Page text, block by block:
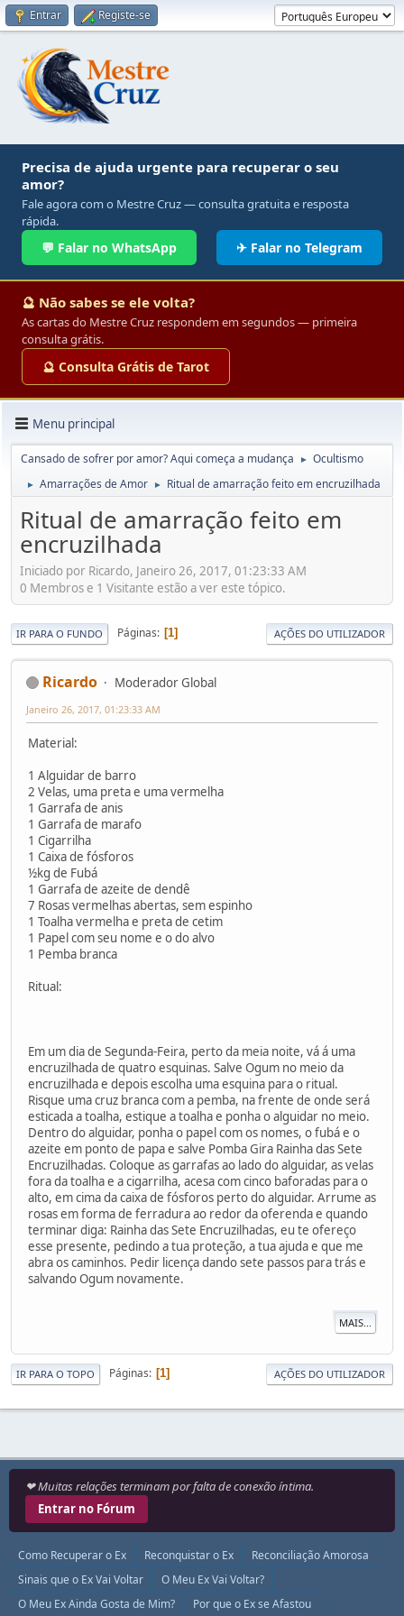
Entrar Registe-se
Precisa de ajuda urgente para recuperar o seu
amor?
Fale agora com o Mestre Cruz — consulta gratuita e resposta
rápida.
💬 Falar no WhatsApp ✈ Falar no Telegram
🔮 Não sabes se ele volta?
As cartas do Mestre Cruz respondem em segundos — primeira
consulta grátis.
🔮 Consulta Grátis de Tarot
Menu principal
Cansado de sofrer por amor? Aqui começa a mudança ► Ocultismo
► Amarrações de Amor ► Ritual de amarração feito em encruzilhada
Ritual de amarração feito em
encruzilhada
Iniciado por Ricardo, Janeiro 26, 2017, 01:23:33 AM
0 Membros e 1 Visitante estão a ver este tópico.
IR PARA O FUNDO Páginas 1 AÇÕES DO UTILIZADOR
Ricardo Moderador Global
Janeiro 26, 2017, 01:23:33 AM
Material:
1 Alguidar de barro
2 Velas, uma preta e uma vermelha
1 Garrafa de anis
1 Garrafa de marafo
1 Cigarrilha
1 Caixa de fósforos
½kg de Fubá
1 Garrafa de azeite de dendê
7 Rosas vermelhas abertas, sem espinho
1 Toalha vermelha e preta de cetim
1 Papel com seu nome e o do alvo
1 Pemba branca
Ritual:
Em um dia de Segunda-Feira, perto da meia noite, vá á uma
encruzilhada de quatro esquinas. Salve Ogum no meio da
encruzilhada e depois escolha uma esquina para o ritual.
Risque uma cruz branca com a pemba, na frente de onde será
esticada a toalha, estique a toalha e ponha o alguidar no meio.
Dentro do alguidar, ponha o papel com os nomes, o fubá e o
azeite em ponto de papa e salve Pomba Gira Rainha das Sete
Encruzilhadas. Coloque as garrafas ao lado do alguidar, as velas
fora da toalha e a cigarrilha, acesa com cinco baforadas para o
alto, em cima da caixa de fósforos perto do alguidar. Arrume as
rosas em forma de ferradura ao redor da oferenda e quando
terminar diga: Rainha das Sete Encruzilhadas, eu te ofereço
esse presente, pedindo a tua proteção, a tua ajuda e que me
abra os caminhos. Pedir licença dando sete passos para trás e
salvando Ogum novamente.
MAIS...
IR PARA O TOPO Páginas 1 AÇÕES DO UTILIZADOR
❤ Muitas relações terminam por falta de conexão íntima.
Entrar no Fórum
Como Recuperar o Ex Reconquistar o Ex
Reconciliação Amorosa
Sinais que o Ex Vai Voltar
O Meu Ex Vai Voltar?
O Meu Ex Ainda Gosta de Mim?
Por que o Ex se Afastou